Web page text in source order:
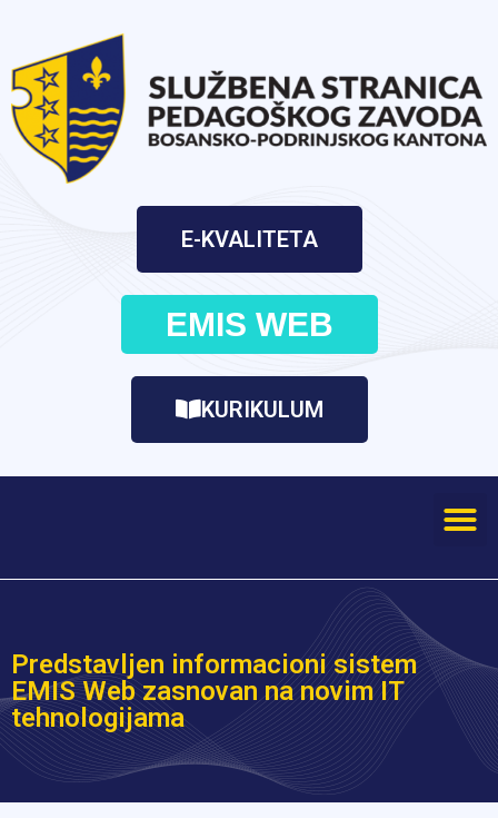
E-KVALITETA
EMIS WEB
KURIKULUM
Predstavljen informacioni sistem
EMIS Web zasnovan na novim IT
tehnologijama